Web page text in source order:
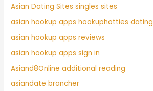
Asian Dating Sites singles sites
asian hookup apps hookuphotties dating
asian hookup apps reviews
asian hookup apps sign in
Asiand8Online additional reading
asiandate brancher